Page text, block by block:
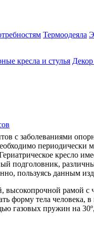
Термоодеяла
кресла и стулья
с заболеваниями
периодически
кресло
подголовник,
пользуясь данным
рамой с
форму тела человека,
газовых пружин на